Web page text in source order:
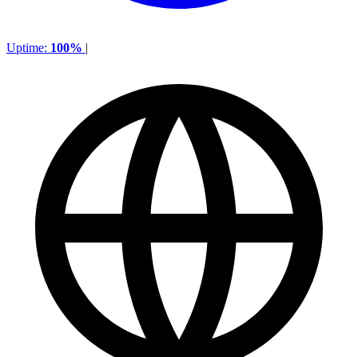
Uptime: 100% |